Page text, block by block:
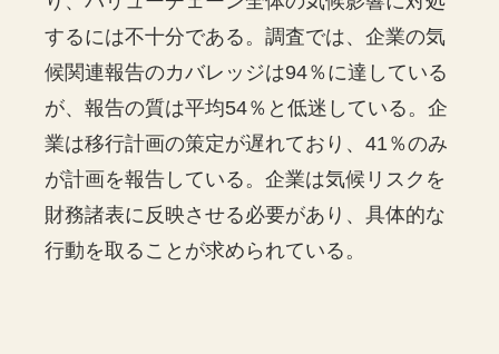
するには不十分である。調査では、企業の気
候関連報告のカバレッジは94％に達している
が、報告の質は平均54％と低迷している。企
業は移行計画の策定が遅れており、41％のみ
が計画を報告している。企業は気候リスクを
財務諸表に反映させる必要があり、具体的な
行動を取ることが求められている。